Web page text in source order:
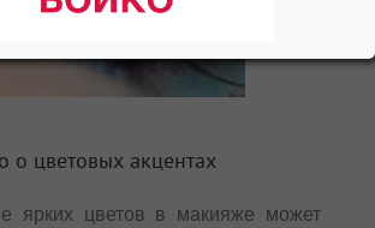
о цветовых акцентах
ярких цветов в макияже может